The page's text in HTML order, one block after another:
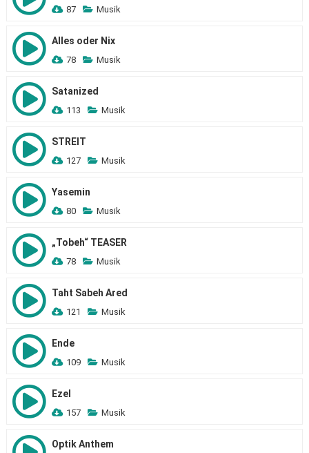
87 Musik
Alles oder Nix
78 Musik
Satanized
113 Musik
STREIT
127 Musik
Yasemin
80 Musik
„Tobeh“ TEASER
78 Musik
Taht Sabeh Ared
121 Musik
Ende
109 Musik
Ezel
157 Musik
Optik Anthem